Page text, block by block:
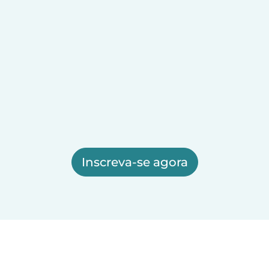
Inscreva-se agora